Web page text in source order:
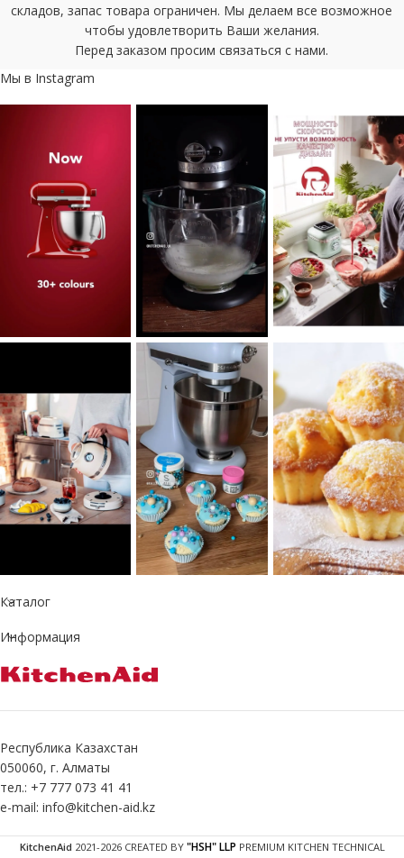
складов, запас товара ограничен. Мы делаем все возможное
чтобы удовлетворить Ваши желания.
Перед заказом просим связаться с нами.
Мы в Instagram
Каталог
Информация
Республика Казахстан
050060, г. Алматы
тел.: +7 777 073 41 41
e-mail: info@kitchen-aid.kz
KitchenAid 2021-2026 CREATED BY "HSH" LLP PREMIUM KITCHEN TECHNICAL